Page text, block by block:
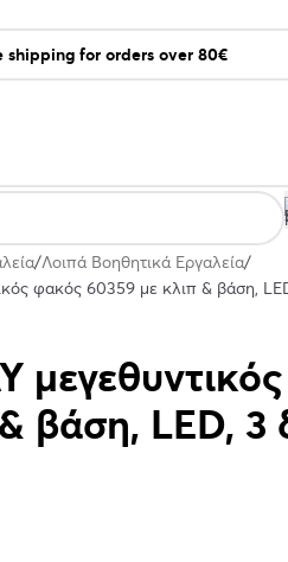
shipping for orders over 80€
Λοιπά Βοηθητικά Εργαλεία
φακός 60359 με κλιπ & βάση,
βάση, LED, 3